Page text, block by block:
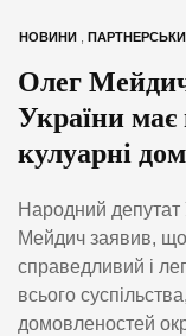
НОВИНИ
Олег
України має
кулуарні
Народний депутат
Мейдич заявив,
справедливий і
всього
домовленостей